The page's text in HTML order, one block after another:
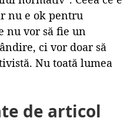
nu e ok pentru
nu vor să fie un
ci vor doar să
Nu toată lumea
de articol